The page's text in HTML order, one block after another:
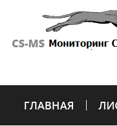
ГЛАВНАЯ